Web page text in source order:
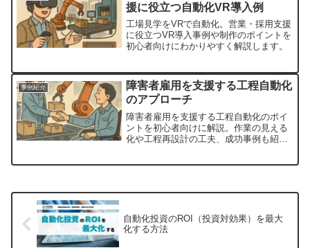
援に役立つ自動化VR導入例
工場見学をVRで自動化。営業・採用支援
に役立つVR導入事例や制作のポイントを
初心者向けにわかりやすく解説します。
事例紹介
障害者雇用を支援する工程自動化
のアプローチ
障害者雇用を支援する工程自動化のポイ
ントを初心者向けに解説。作業の見える
化や工程再設計の工夫、成功事例も紹介
自動化投資のROI（投資対効果）を最大
化する方法